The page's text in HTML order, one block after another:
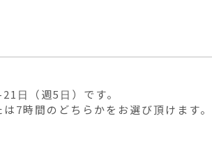
日（週5日）です。
7時間のどちらかをお選び頂けます。